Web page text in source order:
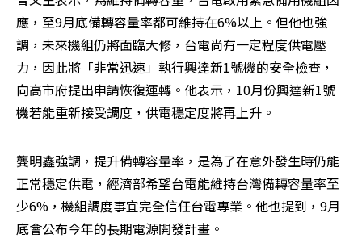
應，至9月底備轉容量率都可維持在6%以上。但他也強
調，未來機組仍將面臨大修，台電尚有一定程度供電壓
力，因此將「非常迅速」執行興達新1號機的安全檢查，
向高市府提出申請恢復運轉。他表示，10月份興達新1號
機若能重新接受調度，供電穩定度將再上升。
龔明鑫強調，提升備轉容量率，是為了在意外發生時仍能
正常穩定供電，經濟部希望台電能維持台灣備轉容量率至
少6%，機組調度事宜完全信任台電專業。他也提到，9月
底會公布今年的長期電源開發計畫。